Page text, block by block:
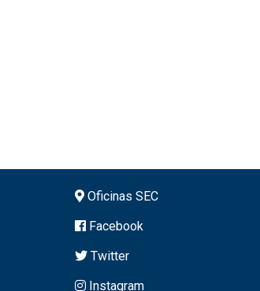
Oficinas SEC
Facebook
Twitter
Instagram